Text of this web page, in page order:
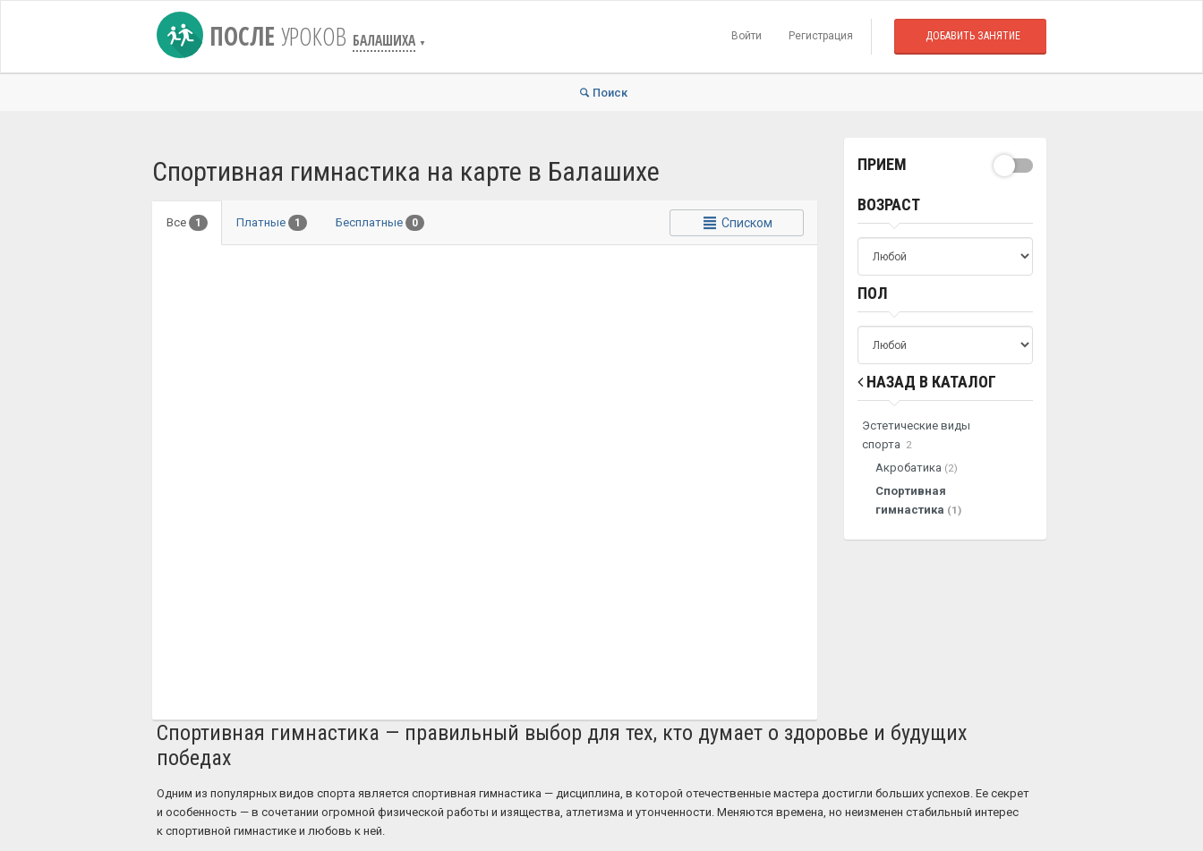
ПОСЛЕ УРОКОВ БАЛАШИХА ▼
Войти Регистрация ДОБАВИТЬ ЗАНЯТИЕ
Поиск
Спортивная гимнастика на карте в Балашихе
Все 1 Платные 1 Бесплатные 0 Списком
ПРИЕМ
ВОЗРАСТ
ПОЛ
НАЗАД В КАТАЛОГ
Эстетические виды
спорта 2
Акробатика (2)
Спортивная
гимнастика (1)
Спортивная гимнастика — правильный выбор для тех, кто думает о здоровье и будущих
победах
Одним из популярных видов спорта является спортивная гимнастика — дисциплина, в которой отечественные мастера достигли больших успехов. Ее секрет
и особенность — в сочетании огромной физической работы и изящества, атлетизма и утонченности. Меняются времена, но неизменен стабильный интерес
к спортивной гимнастике и любовь к ней.